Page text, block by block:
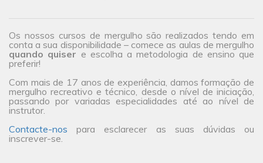
Os nossos cursos de mergulho são realizados tendo em
conta a sua disponibilidade – comece as aulas de mergulho
quando quiser e escolha a metodologia de ensino que
preferir!
Com mais de 17 anos de experiência, damos formação de
mergulho recreativo e técnico, desde o nível de iniciação,
passando por variadas especialidades até ao nível de
instrutor.
Contacte-nos para esclarecer as suas dúvidas ou
inscrever-se.